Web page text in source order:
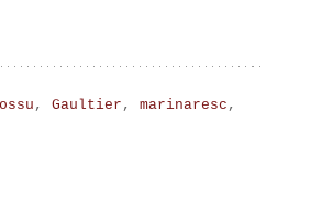
, Gaultier , marinaresc ,